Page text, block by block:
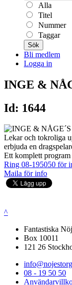
Alla
Titel
Nummer
Taggar
Sök
Bli medlem
Logga in
INGE &
Id: 1644
Lekar och tokroliga
erbjuda en
Ett komplett
Ring 08-195050 för
Maila för info
^
Fantastiska
Box 10011
121 26
08 - 19 50 50